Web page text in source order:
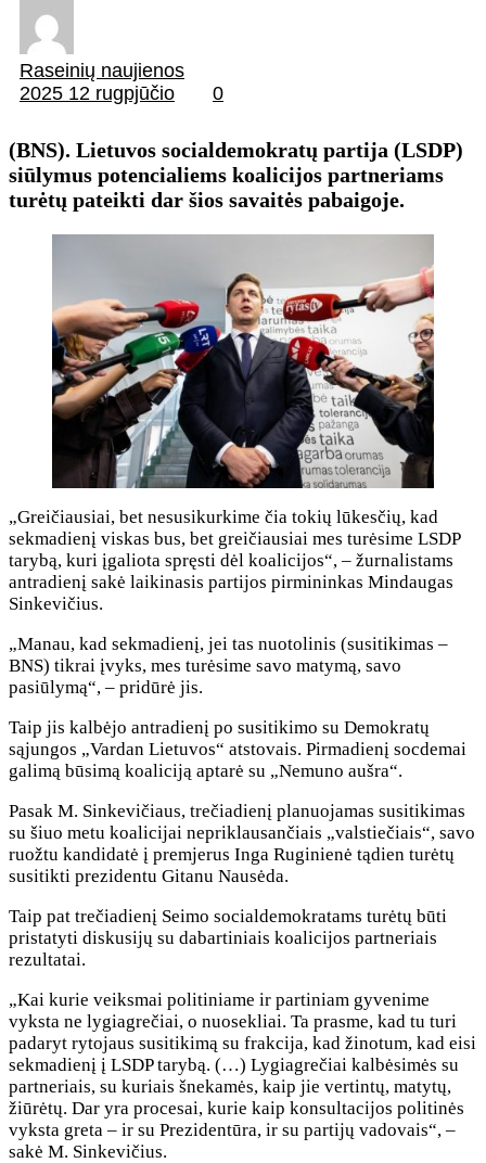
Raseinių naujienos
2025 12 rugpjūčio
0
(BNS). Lietuvos socialdemokratų partija (LSDP)
siūlymus potencialiems koalicijos partneriams
turėtų pateikti dar šios savaitės pabaigoje.
„Greičiausiai, bet nesusikurkime čia tokių lūkesčių, kad
sekmadienį viskas bus, bet greičiausiai mes turėsime LSDP
tarybą, kuri įgaliota spręsti dėl koalicijos“, – žurnalistams
antradienį sakė laikinasis partijos pirmininkas Mindaugas
Sinkevičius.
„Manau, kad sekmadienį, jei tas nuotolinis (susitikimas –
BNS) tikrai įvyks, mes turėsime savo matymą, savo
pasiūlymą“, – pridūrė jis.
Taip jis kalbėjo antradienį po susitikimo su Demokratų
sąjungos „Vardan Lietuvos“ atstovais. Pirmadienį socdemai
galimą būsimą koaliciją aptarė su „Nemuno aušra“.
Pasak M. Sinkevičiaus, trečiadienį planuojamas susitikimas
su šiuo metu koalicijai nepriklausančiais „valstiečiais“, savo
ruožtu kandidatė į premjerus Inga Ruginienė tądien turėtų
susitikti prezidentu Gitanu Nausėda.
Taip pat trečiadienį Seimo socialdemokratams turėtų būti
pristatyti diskusijų su dabartiniais koalicijos partneriais
rezultatai.
„Kai kurie veiksmai politiniame ir partiniam gyvenime
vyksta ne lygiagrečiai, o nuosekliai. Ta prasme, kad tu turi
padaryt rytojaus susitikimą su frakcija, kad žinotum, kad eisi
sekmadienį į LSDP tarybą. (…) Lygiagrečiai kalbėsimės su
partneriais, su kuriais šnekamės, kaip jie vertintų, matytų,
žiūrėtų. Dar yra procesai, kurie kaip konsultacijos politinės
vyksta greta – ir su Prezidentūra, ir su partijų vadovais“, –
sakė M. Sinkevičius.